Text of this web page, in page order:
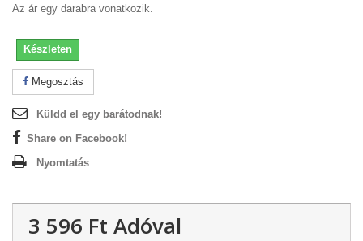
Az ár egy darabra vonatkozik.
Készleten
Megosztás
Küldd el egy barátodnak!
Share on Facebook!
Nyomtatás
3 596 Ft‎ Adóval